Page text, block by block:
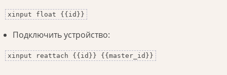
xinput float {{id}}
Подключить устройство:
xinput reattach {{id}} {{master_id}}